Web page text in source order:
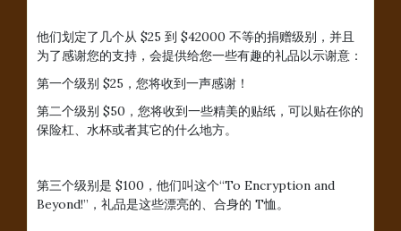
他们划定了几个从 $25 到 $42000 不等的捐赠级别，并且
为了感谢您的支持，会提供给您一些有趣的礼品以示谢意：
第一个级别 $25，您将收到一声感谢！
第二个级别 $50，您将收到一些精美的贴纸，可以贴在你的
保险杠、水杯或者其它的什么地方。
第三个级别是 $100，他们叫这个“To Encryption and
Beyond!”，礼品是这些漂亮的、合身的 T恤。